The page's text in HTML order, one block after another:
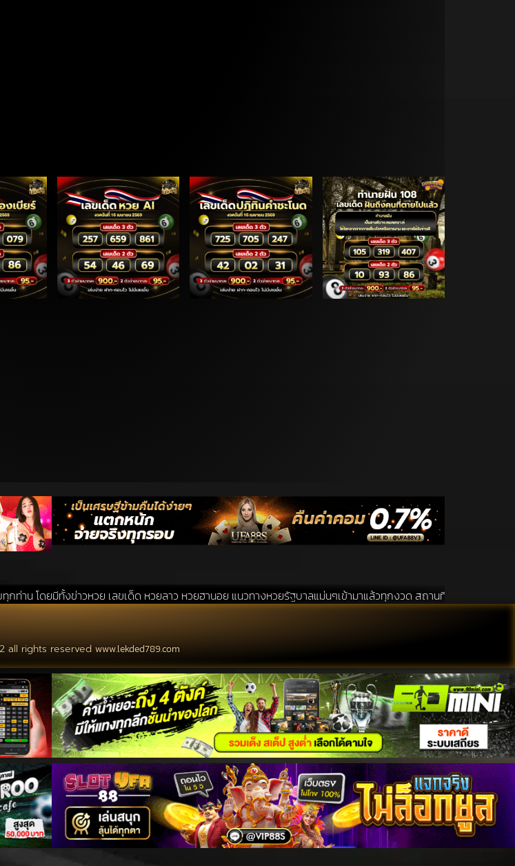
งข่าวหวย เลขเด็ด หวยลาว หวยฮานอย แนวทางหวยรัฐบาลแม่นๆเข้ามาแล้วทุกงวด สถานที่ขอหวยเป็นสถานที่ ที่ได้
all rights reserved www.lekded789.com